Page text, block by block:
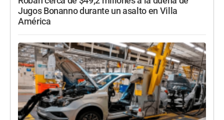
Jugos Bonanno durante un asalto en Villa
América